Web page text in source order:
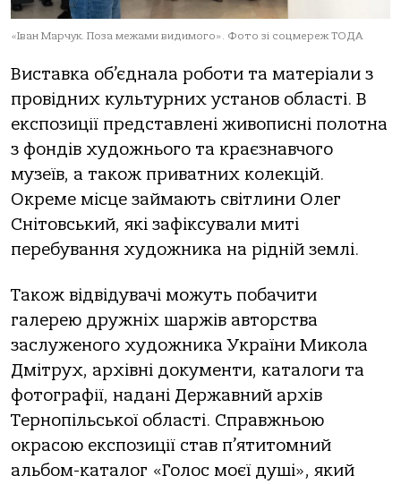
«Іван Марчук. Поза межами видимого». Фото зі соцмереж ТОДА
Виставка об’єднала роботи та матеріали з
провідних культурних установ області. В
експозиції представлені живописні полотна
з фондів художнього та краєзнавчого
музеїв, а також приватних колекцій.
Окреме місце займають світлини Олег
Снітовський, які зафіксували миті
перебування художника на рідній землі.
Також відвідувачі можуть побачити
галерею дружніх шаржів авторства
заслуженого художника України Микола
Дмітрух, архівні документи, каталоги та
фотографії, надані Державний архів
Тернопільської області. Справжньою
окрасою експозиції став п’ятитомний
альбом-каталог «Голос моєї душі», який